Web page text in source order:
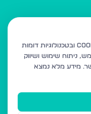
אתר רשות היחיד עושה שימוש בקבצי Cookie ובטכנולוגיות דומות
ניתוח שימוש ושיווק
מידע מלא נמצא